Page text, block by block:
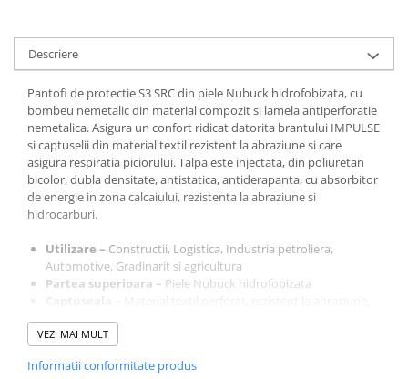
Descriere
Pantofi de protectie S3 SRC din piele Nubuck hidrofobizata, cu
bombeu nemetalic din material compozit si lamela antiperforatie
nemetalica. Asigura un confort ridicat datorita brantului IMPULSE
si captuselii din material textil rezistent la abraziune si care
asigura respiratia piciorului. Talpa este injectata, din poliuretan
bicolor, dubla densitate, antistatica, antiderapanta, cu absorbitor
de energie in zona calcaiului, rezistenta la abraziune si
hidrocarburi.
Utilizare – Constructii, Logistica, Industria petroliera,
Automotive, Gradinarit si agricultura
Partea superioara – Piele Nubuck hidrofobizata
asigură aerisirea piciorului
Brant –Impulse – suportul poliuretanic garanteaza o
uscat
VEZI MAI MULT
Informatii conformitate produs